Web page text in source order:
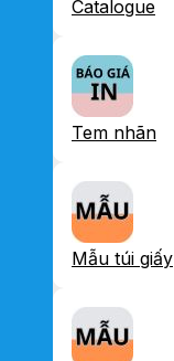
Catalogue
Tem nhãn
Mẫu túi giấy